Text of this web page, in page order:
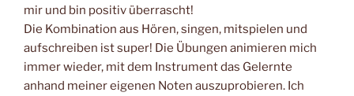
mir und bin positiv überrascht!
Die Kombination aus Hören, singen, mitspielen und
aufschreiben ist super! Die Übungen animieren mich
immer wieder, mit dem Instrument das Gelernte
anhand meiner eigenen Noten auszuprobieren. Ich